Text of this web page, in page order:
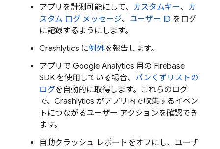
アプリを計測可能にして、 カスタムキー、 カ
スタム ログ メッセージ、 ユーザー ID をログ
に記録するようにします。
Crashlytics に例外を報告します。
アプリで Google Analytics 用の Firebase
SDK を使用している場合、 パンくずリストの
ログを自動的に取得します。これらのログ
で、 Crashlytics がアプリ内で収集するイベン
トにつながるユーザー アクションを確認でき
ます。
自動クラッシュ レポートをオフにし、ユーザ